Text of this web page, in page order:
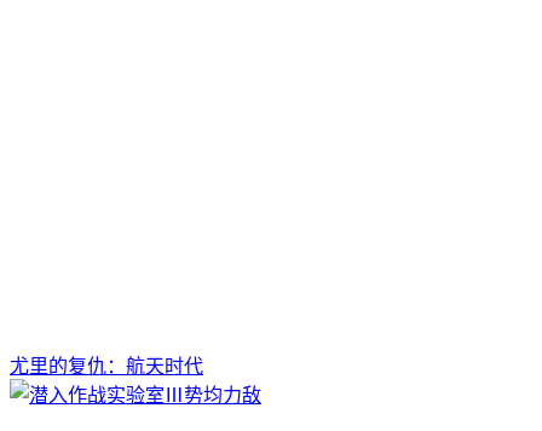
尤里的复仇：航天时代